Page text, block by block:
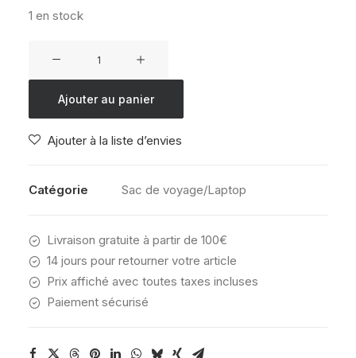
1 en stock
TOURISTER
S
SORBET
Ajouter au panier
Ajouter à la liste d’envies
Catégorie Sac de voyage/Laptop
Livraison gratuite à partir de 100€
14 jours pour retourner votre article
Prix affiché avec toutes taxes incluses
Paiement sécurisé